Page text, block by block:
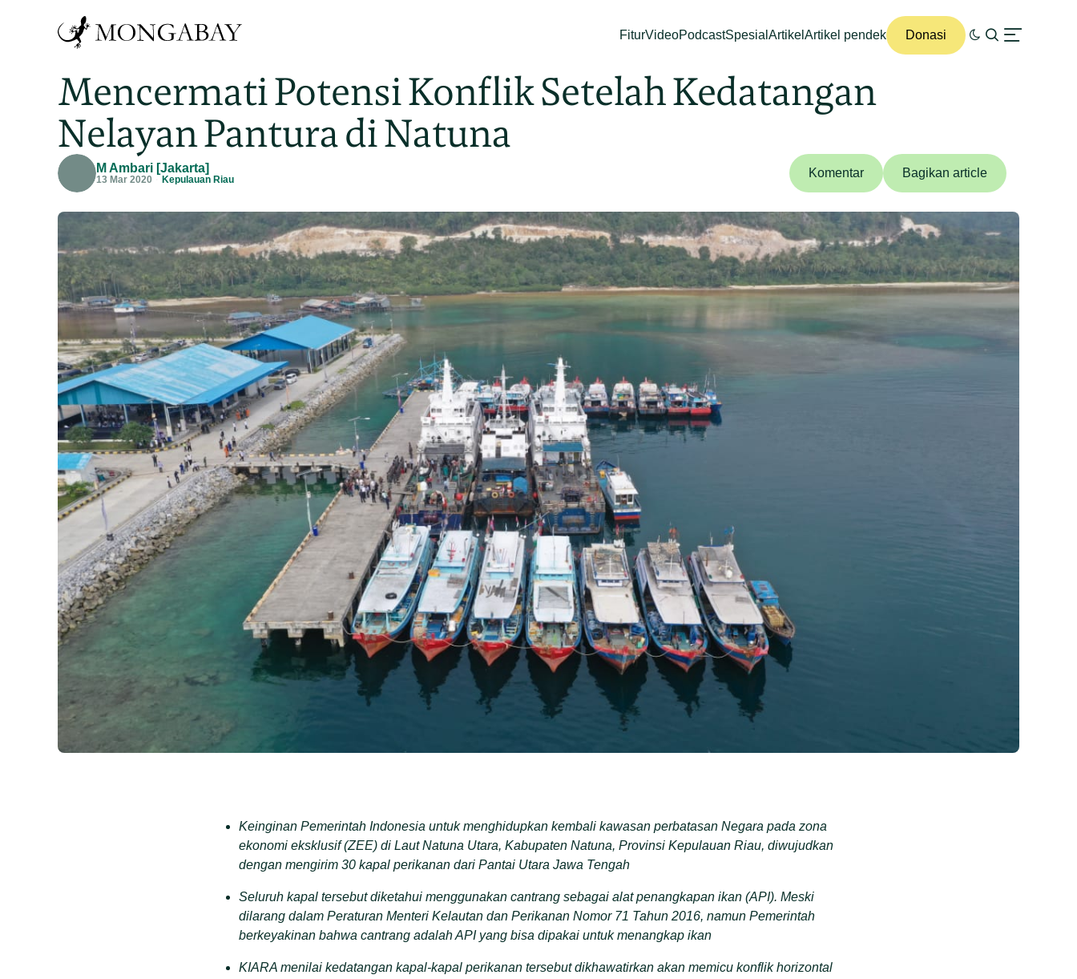
FiturVideoPodcastSpesial Artikel Artikel pendek Donasi
Mencermati Potensi Konflik Setelah Kedatangan
Nelayan Pantura di Natuna
M Ambari [Jakarta]
13 Mar 2020 Kepulauan Riau Komentar Bagikan article
Keinginan Pemerintah Indonesia untuk menghidupkan kembali kawasan perbatasan Negara pada zona
ekonomi eksklusif (ZEE) di Laut Natuna Utara, Kabupaten Natuna, Provinsi Kepulauan Riau, diwujudkan
dengan mengirim 30 kapal perikanan dari Pantai Utara Jawa Tengah
Seluruh kapal tersebut diketahui menggunakan cantrang sebagai alat penangkapan ikan (API). Meski
dilarang dalam Peraturan Menteri Kelautan dan Perikanan Nomor 71 Tahun 2016, namun Pemerintah
berkeyakinan bahwa cantrang adalah API yang bisa dipakai untuk menangkap ikan
KIARA menilai kedatangan kapal-kapal perikanan tersebut dikhawatirkan akan memicu konflik horizontal